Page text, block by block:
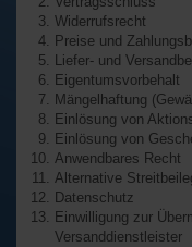
Widerrufsrecht
Preise und
Liefer- und
Eigentumsvorbehalt
Mängelhaftung
Einlösung von
Einlösung von
Anwendbares Recht
Alternative
Datenschutz
Einwilligung zur
Versanddienstleister